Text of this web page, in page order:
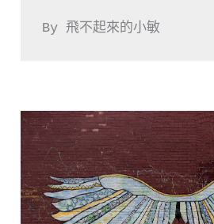
By 飛不起來的小敏